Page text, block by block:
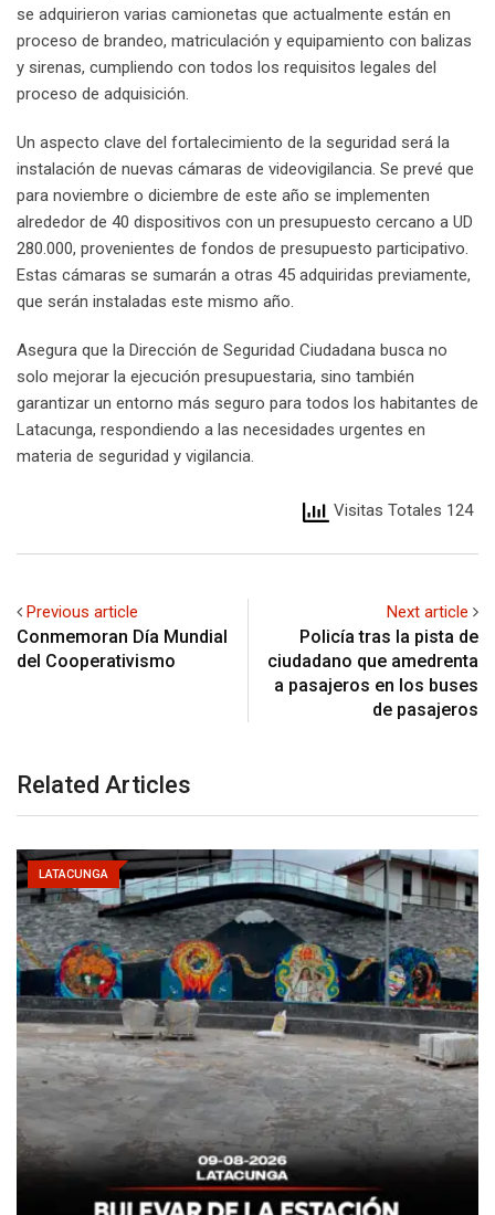
se adquirieron varias camionetas que actualmente están en
proceso de brandeo, matriculación y equipamiento con balizas
y sirenas, cumpliendo con todos los requisitos legales del
proceso de adquisición.
Un aspecto clave del fortalecimiento de la seguridad será la
instalación de nuevas cámaras de videovigilancia. Se prevé que
para noviembre o diciembre de este año se implementen
alrededor de 40 dispositivos con un presupuesto cercano a UD
280.000, provenientes de fondos de presupuesto participativo.
Estas cámaras se sumarán a otras 45 adquiridas previamente,
que serán instaladas este mismo año.
Asegura que la Dirección de Seguridad Ciudadana busca no
solo mejorar la ejecución presupuestaria, sino también
garantizar un entorno más seguro para todos los habitantes de
Latacunga, respondiendo a las necesidades urgentes en
materia de seguridad y vigilancia.
Visitas Totales 124
Previous article
Conmemoran Día Mundial
del Cooperativismo
Next article
Policía tras la pista de
ciudadano que amedrenta
a pasajeros en los buses
de pasajeros
Related Articles
LATACUNGA